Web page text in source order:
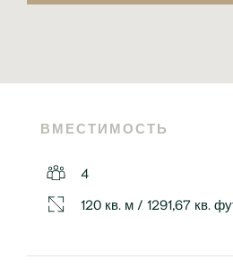
ВМЕСТИМОСТЬ
4
120 кв. м / 1291,67 кв.